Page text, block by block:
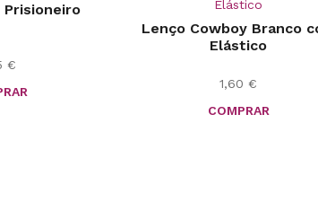
€
Lenço Cowboy Branco
Elástico
1,60 €
COMPRAR